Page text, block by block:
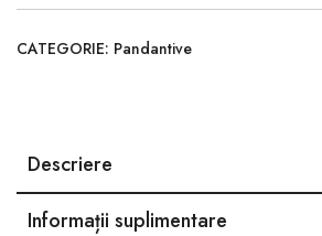
CATEGORIE: Pandantive
Descriere
Informații suplimentare